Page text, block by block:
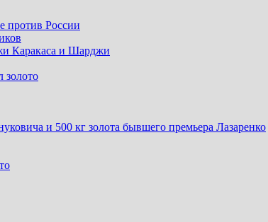
против России
Каракаса и Шарджи
золото
и 500 кг золота бывшего премьера Лазаренко